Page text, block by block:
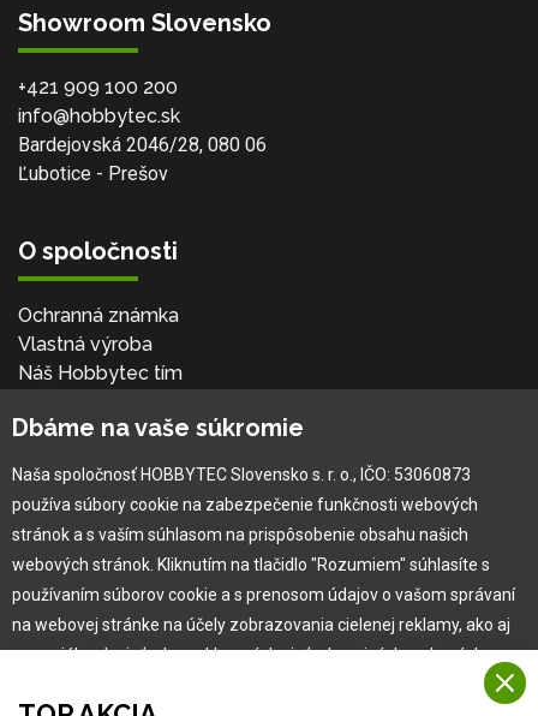
Showroom Slovensko
+421 909 100 200
info@hobbytec.sk
Bardejovská 2046/28, 080 06
Ľubotice - Prešov
O spoločnosti
Ochranná známka
Vlastná výroba
Náš Hobbytec tím
Naša história
Pre zákazníka
Garancia najlepšej ceny
Užívateľský manuál
Dbáme na vaše súkromie
Naša spoločnosť HOBBYTEC Slovensko s. r. o., IČO: 53060873
používa súbory cookie na zabezpečenie funkčnosti webových
stránok a s vaším súhlasom na prispôsobenie obsahu našich
webových stránok. Kliknutím na tlačidlo "Rozumiem" súhlasíte s
používaním súborov cookie a s prenosom údajov o vašom správaní
na webovej stránke na účely zobrazovania cielenej reklamy, ako aj
na sociálnych sieťach a reklamných sieťach na iných webových